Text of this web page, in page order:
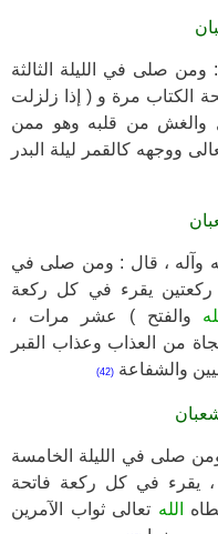
ومن صلى في الليلة الثالثة
الكتاب مرة و ( إذا زلزلت
والغش من قلبه وهو ممن
ووجهه كالقمر ليلة البدر
وآله ، قال : ومن صلى في
ركعتين يقرء في كل ركعة
والفتح ) عشر مرات ،
من العذاب وعذاب القبر
والشفاعة (42)
صلى في الليلة الخامسة
يقرء في كل ركعة فاتحة
الله تعالى ثواب الآمرين